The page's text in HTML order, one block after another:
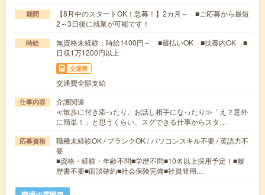
期間
【8月中のスタートOK！急募！】2カ月～ ■ご応募から最短
2～3日後に就業が可能です！
時給
無資格未経験：時給1400円～ ■週払いOK ■扶養内OK ■
日収1万1200円以上
交通費
交通費全額支給
仕事内容
介護関連
≪散歩に付き添ったり、お話し相手になったり≫「え？意外
に簡単！」と思うくらい、スグできる仕事からスタ…
応募資格
職種未経験OK / ブランクOK / パソコンスキル不要 / 英語力不
要
■資格・経験・年齢不問■学歴不問■10名以上採用予定！■履
歴書不要■面談確約■社会保険完備■社員登用…